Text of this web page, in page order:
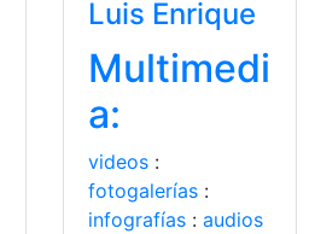
Luis Enrique
Multimedi
a:
videos :
fotogalerías :
infografías : audios